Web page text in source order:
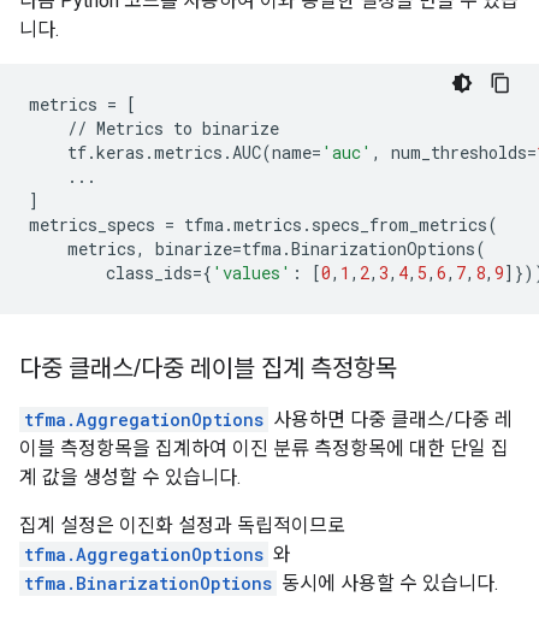
니다.
metrics = [
// Metrics to binarize
tf.keras .metrics .AUC(name= 'auc' , num_thresholds=
...
]
metrics_specs = tfma.metrics . specs_from_metrics(
metrics, binarize=tfma.BinarizationOptions(
class_ids={ 'values' : [0, 1 , 2, 3, 4, 5, 6, 7, 8, 9
다중 클래스/다중 레이블 집계 측정항목
tfma.AggregationOptions 사용하면 다중 클래스/다중 레
이블 측정항목을 집계하여 이진 분류 측정항목에 대한 단일 집
계 값을 생성할 수 있습니다.
집계 설정은 이진화 설정과 독립적이므로
tfma.AggregationOptions 와
tfma.BinarizationOptions 동시에 사용할 수 있습니다.